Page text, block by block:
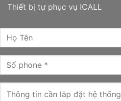
Thiết bị tự phục vụ ICALL